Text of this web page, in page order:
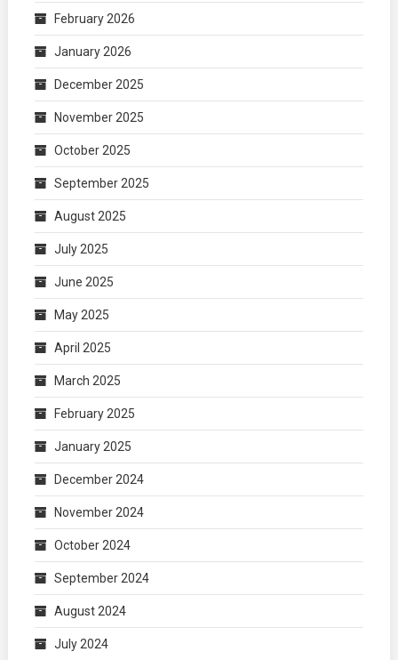
February 2026
January 2026
December 2025
November 2025
October 2025
September 2025
August 2025
July 2025
June 2025
May 2025
April 2025
March 2025
February 2025
January 2025
December 2024
November 2024
October 2024
September 2024
August 2024
July 2024